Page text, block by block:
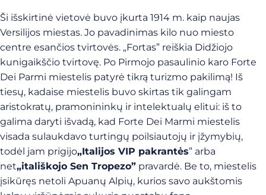
Ši išskirtinė vietovė buvo įkurta 1914 m. kaip naujas
Versilijos miestas. Jo pavadinimas kilo nuo miesto
centre esančios tvirtovės. „Fortas” reiškia Didžiojo
kunigaikščio tvirtovę. Po Pirmojo pasaulinio karo Forte
Dei Parmi miestelis patyrė tikrą turizmo pakilimą! Iš
tiesų, kadaise miestelis buvo skirtas tik galingam
aristokratų, pramonininkų ir intelektualų elitui: iš to
galima daryti išvadą, kad Forte Dei Marmi miestelis
visada sulaukdavo turtingų poilsiautojų ir įžymybių,
todėl jam prigijo„Italijos VIP pakrantės” arba
net„itališkojo Sen Tropezo” pravardė. Be to, miestelis
įsikūręs netoli Apuanų Alpių, kurios savo aukštomis